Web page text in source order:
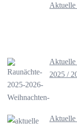
Aktuelle
Aktuelle
2025 /
Aktuelle